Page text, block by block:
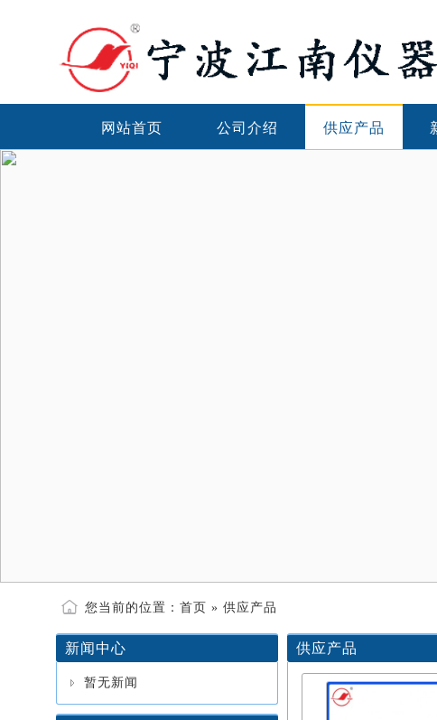
网站首页 公司介绍 供应产品
您当前的位置： 首页 » 供应产品
新闻中心
暂无新闻
供应产品